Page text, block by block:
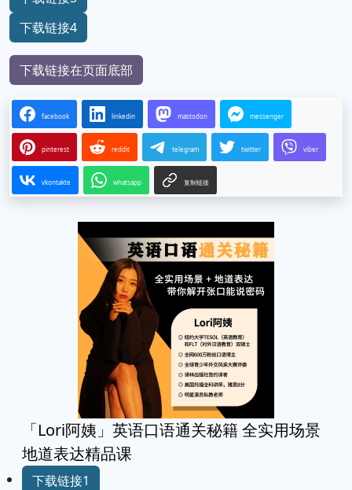
下载链接4
下载链接在页面底部
facebook linkedin mastodon messenger
pinterest reddit telegram twitter viber
vkontakte whatsapp 复制链接
「Lori阿姨」英语口语通关秘籍 全实用场景
地道表达精品课
下载链接1